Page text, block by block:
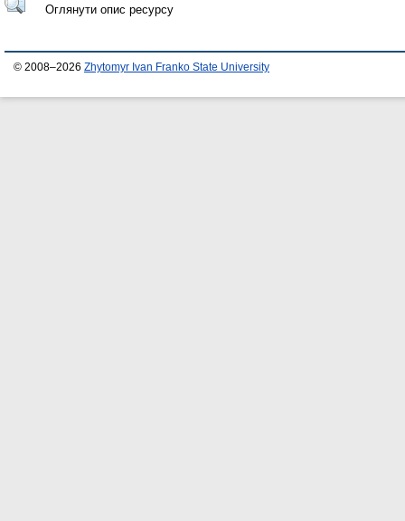
Оглянути опис ресурсу
© 2008–2026 Zhytomyr Ivan Franko State University